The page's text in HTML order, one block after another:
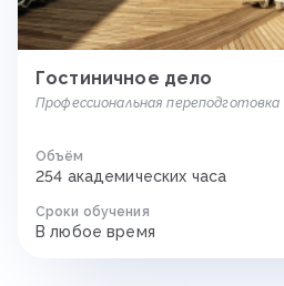
Гостиничное дело
Профессиональная переподготовка
Объём
254 академических часа
Сроки обучения
В любое время